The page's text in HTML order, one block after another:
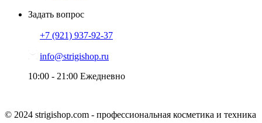
Задать вопрос
+7 (921) 937-92-37
info@strigishop.ru
10:00 - 21:00 Ежедневно
© 2024 strigishop.com - профессиональная косметика и техника